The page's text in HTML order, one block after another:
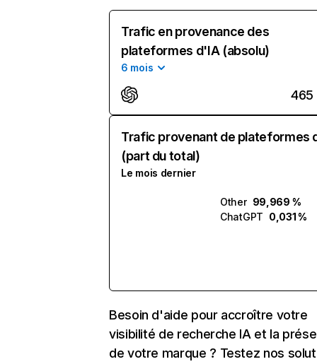
Trafic en provenance des
plateformes d'IA (absolu)
6 mois
465
Trafic provenant de plateformes
(part du total)
Le mois dernier
Other 99,969 %
ChatGPT 0,031 %
Besoin d'aide pour accroître votre
visibilité de recherche IA et la
de votre marque ? Testez nos